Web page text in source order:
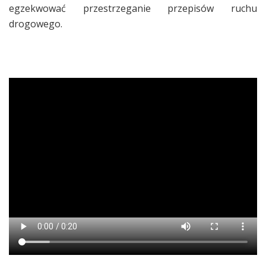
egzekwować przestrzeganie przepisów ruchu
drogowego.